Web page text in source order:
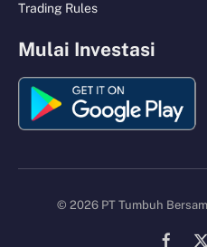
Trading Rules
Mulai Investasi
© 2026 PT Tumbuh